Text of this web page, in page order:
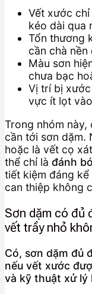
Vết xước
kéo dài qua
Tổn thương
cần chà nền
Màu sơn
chưa bạc
Vị trí bị
vực ít lọt
Trong nhóm
cần tới sơn dặm.
hoặc là vết cọ
thể chỉ là đánh
tiết kiệm đáng
can thiệp không
Sơn dặm có đủ
vết trầy nhỏ
Có, sơn dặm đủ
nếu vết xước
và kỹ thuật xử lý